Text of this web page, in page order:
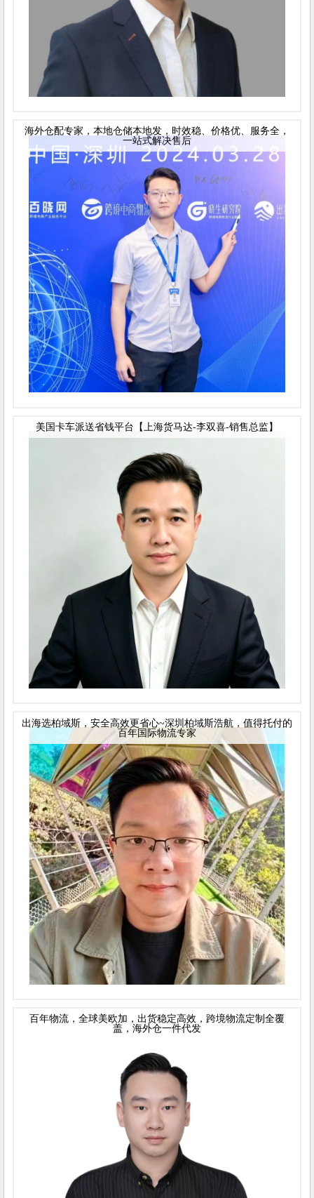
海外仓配专家，本地仓储本地发，时效稳、价格优、服务全，
一站式解决售后
美国卡车派送省钱平台【上海货马达-李双喜-销售总监】
出海选柏域斯，安全高效更省心~深圳柏域斯浩航，值得托付的
百年国际物流专家
百年物流，全球美欧加，出货稳定高效，跨境物流定制全覆
盖，海外仓一件代发